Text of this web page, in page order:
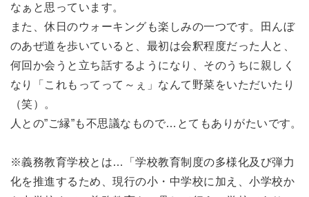
なぁと思っています。
また、休日のウォーキングも楽しみの一つです。田んぼ
のあぜ道を歩いていると、最初は会釈程度だった人と、
何回か会うと立ち話するようになり、そのうちに親しく
なり「これもってって～ぇ」なんて野菜をいただいたり
（笑）。
人との”ご縁”も不思議なもので…とてもありがたいです。
※義務教育学校とは…「学校教育制度の多様化及び弾力
化を推進するため、現行の小・中学校に加え、小学校か